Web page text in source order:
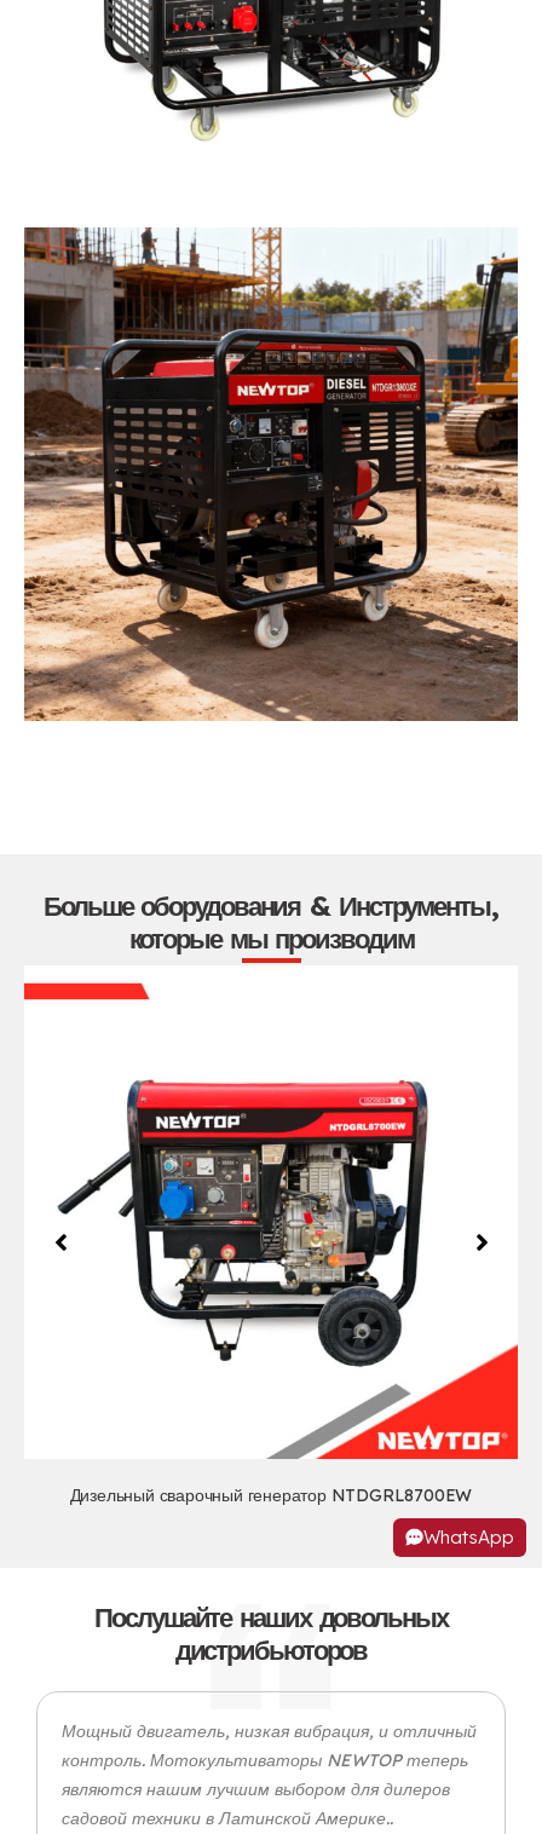
Больше оборудования & Инструменты,
которые мы производим
Дизельный сварочный генератор NTDGRL8700EW
Послушайте наших довольных
дистрибьюторов
Мощный двигатель, низкая вибрация, и отличный
контроль. Мотокультиваторы NEWTOP теперь
являются нашим лучшим выбором для дилеров
садовой техники в Латинской Америке..
WhatsApp